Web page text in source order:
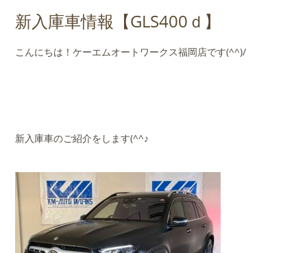
店舗案内
会社概要
新入庫車情報【GLS400ｄ】
こんにちは！ケーエムオートワークス福岡店です(^^)/
新入庫車のご紹介をします(^^♪